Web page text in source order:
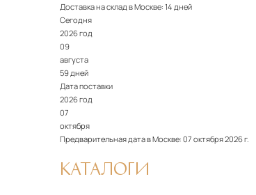
Доставка на склад в Москве: 14 дней
Сегодня
2026 год
09
августа
59 дней
Дата поставки
2026 год
07
октября
Предварительная дата в Москве:07 октября 2026 г.
КАТАЛОГИ